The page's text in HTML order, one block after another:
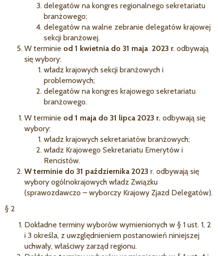
delegatów na kongres regionalnego sekretariatu
branżowego;
delegatów na walne zebranie delegatów krajowej
sekcji branżowej.
W terminie od 1 kwietnia do 31 maja 2023 r. odbywają
się wybory:
władz krajowych sekcji branżowych i
problemowych;
delegatów na kongres krajowego sekretariatu
branżowego.
W terminie od 1 maja do 31 lipca 2023 r. odbywają się
wybory:
władz krajowych sekretariatów branżowych;
władz Krajowego Sekretariatu Emerytów i
Rencistów.
W terminie do 31 października 2023 r. odbywają się
wybory ogólnokrajowych władz Związku
(sprawozdawczo – wyborczy Krajowy Zjazd Delegatów).
§ 2
Dokładne terminy wyborów wymienionych w § 1 ust. 1, 2
i 3 określa, z uwzględnieniem postanowień niniejszej
uchwały, właściwy zarząd regionu.